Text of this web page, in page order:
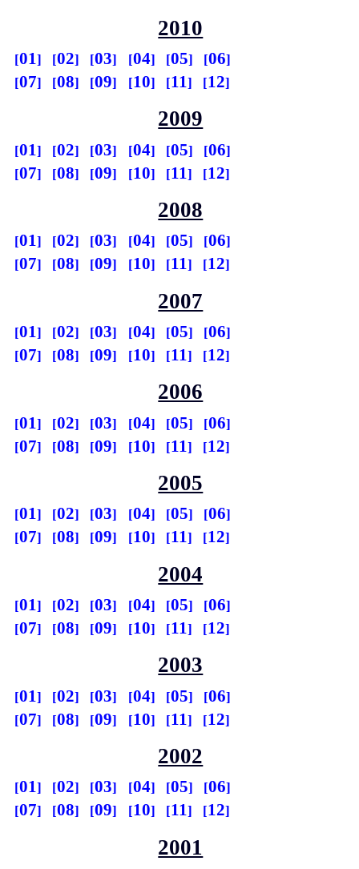
2010
01 02 03 04 05
06
07
08 09 10 11 12
2009
01 02 03 04 05
06
07
08 09 10 11 12
2008
01 02 03 04 05
06
07
08 09 10 11 12
2007
01 02 03 04 05
06
07
08 09 10 11 12
2006
01 02 03 04 05
06
07
08 09 10 11 12
2005
01 02 03 04 05
06
07
08 09 10 11 12
2004
01 02 03 04 05
06
07
08 09 10 11 12
2003
01 02 03 04 05
06
07
08 09 10 11 12
2002
01 02 03 04 05
06
07
08 09 10 11 12
2001